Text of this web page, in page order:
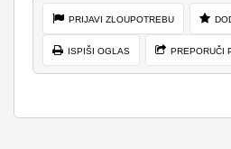
PRIJAVI ZLOUPOTREBU
ISPIŠI OGLAS PREPORUČI